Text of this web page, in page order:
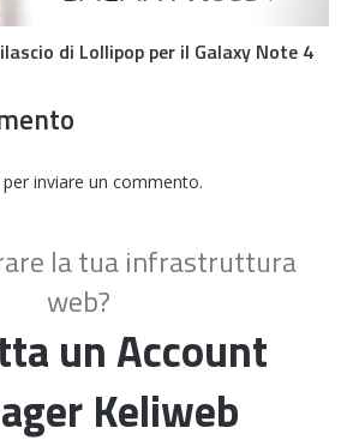
di Lollipop per il Galaxy Note 4
per inviare un commento.
la tua infrastruttura
web?
un Account
Keliweb